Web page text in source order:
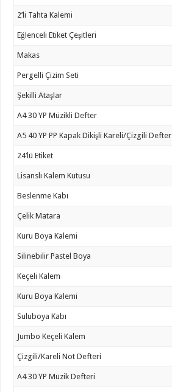
2’li Tahta Kalemi
Eğlenceli Etiket Çeşitleri
Makas
Pergelli Çizim Seti
Şekilli Ataşlar
A4 30 YP Müzikli Defter
A5 40 YP PP Kapak Dikişli Kareli/Çizgili Defter
24’lü Etiket
Lisanslı Kalem Kutusu
Beslenme Kabı
Çelik Matara
Kuru Boya Kalemi
Silinebilir Pastel Boya
Keçeli Kalem
Kuru Boya Kalemi
Suluboya Kabı
Jumbo Keçeli Kalem
Çizgili/Kareli Not Defteri
A4 30 YP Müzik Defteri